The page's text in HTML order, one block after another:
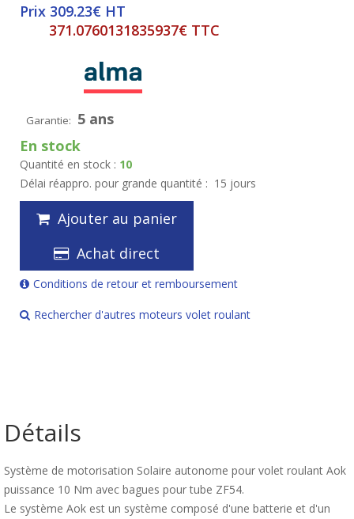
Prix 309.23€ HT
371.0760131835937€ TTC
Garantie: 5 ans
En stock
Quantité en stock : 10
Délai réappro. pour grande quantité : 15 jours
Ajouter au panier
Achat direct
Conditions de retour et remboursement
Rechercher d'autres moteurs volet roulant
Détails
Système de motorisation Solaire autonome pour volet roulant Aok
puissance 10 Nm avec bagues pour tube ZF54.
Le système Aok est un système composé d'une batterie et d'un